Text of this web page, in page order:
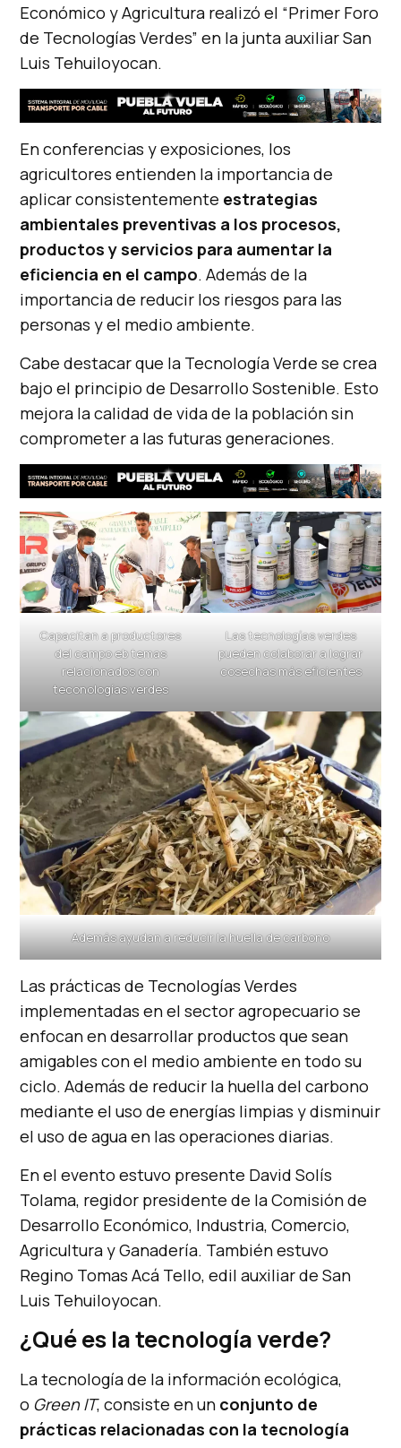
Económico y Agricultura realizó el “Primer Foro
de Tecnologías Verdes” en la junta auxiliar San
Luis Tehuiloyocan.
En conferencias y exposiciones, los
agricultores entienden la importancia de
aplicar consistentemente estrategias
ambientales preventivas a los procesos,
productos y servicios para aumentar la
eficiencia en el campo. Además de la
importancia de reducir los riesgos para las
personas y el medio ambiente.
Cabe destacar que la Tecnología Verde se crea
bajo el principio de Desarrollo Sostenible. Esto
mejora la calidad de vida de la población sin
comprometer a las futuras generaciones.
Capacitan a productores
del campo eb temas
relacionados con
teconologías verdes
Las tecnologías verdes
pueden colaborar a lograr
cosechas más eficientes
Además ayudan a reducir la huella de carbono
Las prácticas de Tecnologías Verdes
implementadas en el sector agropecuario se
enfocan en desarrollar productos que sean
amigables con el medio ambiente en todo su
ciclo. Además de reducir la huella del carbono
mediante el uso de energías limpias y disminuir
el uso de agua en las operaciones diarias.
En el evento estuvo presente David Solís
Tolama, regidor presidente de la Comisión de
Desarrollo Económico, Industria, Comercio,
Agricultura y Ganadería. También estuvo
Regino Tomas Acá Tello, edil auxiliar de San
Luis Tehuiloyocan.
¿Qué es la tecnología verde?
La tecnología de la información ecológica,
o Green IT, consiste en un conjunto de
prácticas relacionadas con la tecnología